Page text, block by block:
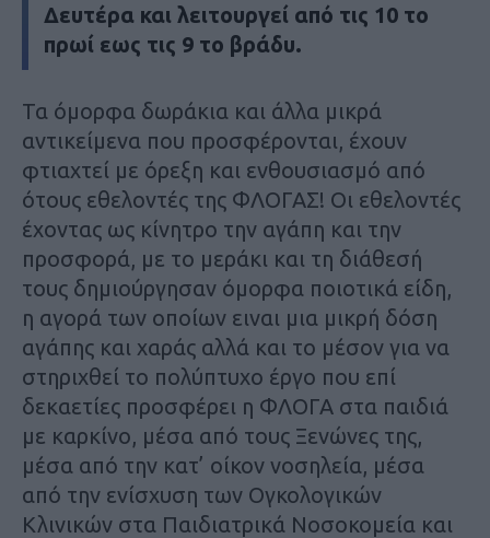
Δευτέρα και λειτουργεί από τις 10 το
πρωί εως τις 9 το βράδυ.
Τα όμορφα δωράκια και άλλα μικρά
αντικείμενα που προσφέρονται, έχουν
φτιαχτεί με όρεξη και ενθουσιασμό από
ότους εθελοντές της ΦΛΟΓΑΣ! Οι εθελοντές
έχοντας ως κίνητρο την αγάπη και την
προσφορά, με το μεράκι και τη διάθεσή
τους δημιούργησαν όμορφα ποιοτικά είδη,
η αγορά των οποίων ειναι μια μικρή δόση
αγάπης και χαράς αλλά και το μέσον για να
στηριχθεί το πολύπτυχο έργο που επί
δεκαετίες προσφέρει η ΦΛΟΓΑ στα παιδιά
με καρκίνο, μέσα από τους Ξενώνες της,
μέσα από την κατ’ οίκον νοσηλεία, μέσα
από την ενίσχυση των Ογκολογικών
Κλινικών στα Παιδιατρικά Νοσοκομεία και